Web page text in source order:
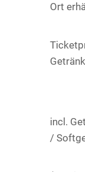
Ort
incl.
/